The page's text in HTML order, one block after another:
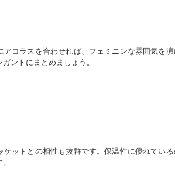
アコラスを合わせれば、フェミニンな雰囲気を
ントにまとめましょう。
ケットとの相性も抜群です。保温性に優れてい